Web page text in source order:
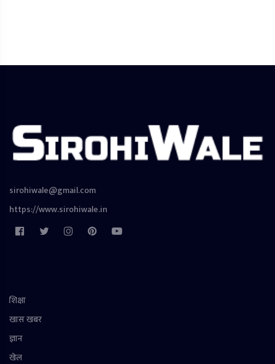
sirohiwale@gmail.com
https://www.sirohiwale.in
शिक्षा
खास खबर
ज्ञान
खेल